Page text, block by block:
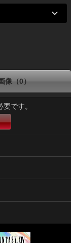
像（0）
です。